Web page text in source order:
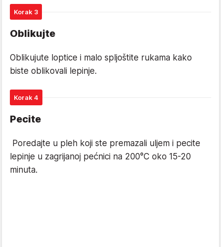
Korak 3
Oblikujte
Oblikujute loptice i malo spljoštite rukama kako
biste oblikovali lepinje.
Korak 4
Pecite
Poredajte u pleh koji ste premazali uljem i pecite
lepinje u zagrijanoj pećnici na 200°C oko 15-20
minuta.